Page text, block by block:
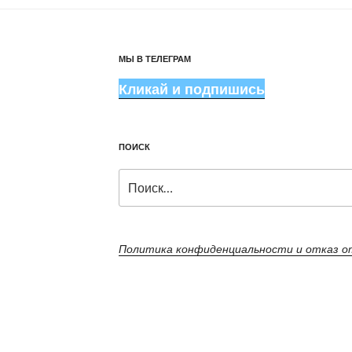
МЫ В ТЕЛЕГРАМ
Кликай и подпишись
ПОИСК
Политика конфиденциальности и отказ